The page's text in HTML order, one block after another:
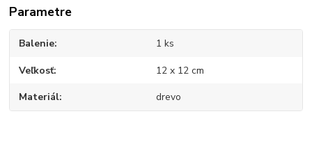
Parametre
Balenie 1 ks
Veľkosť 12 x 12 cm
Materiál drevo